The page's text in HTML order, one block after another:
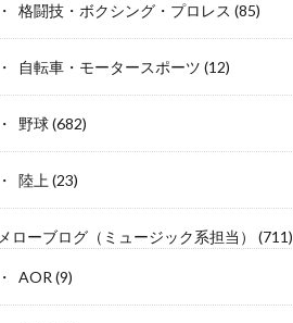
格闘技・ボクシング・プロレス (85)
自転車・モータースポーツ (12)
野球(682)
陸上 (23)
メローブログ（ミュージック系担当） (711)
AOR (9)